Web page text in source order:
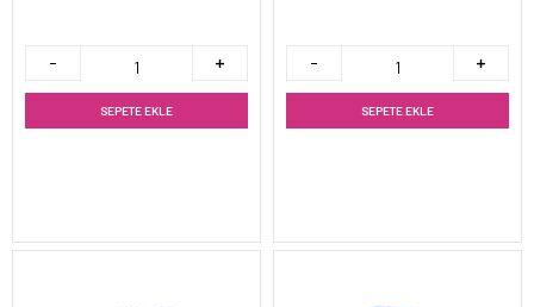
SEPETE EKLE SEPETE EKLE